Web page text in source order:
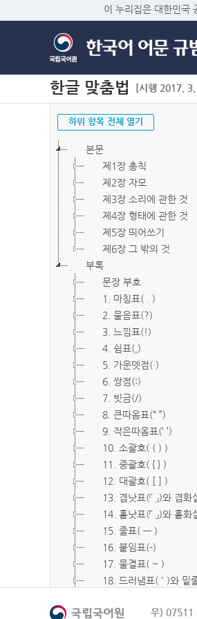
이 누리집은 대한민국
한글 맞춤법 [시행 2017.
하위 항목 전체 열기
본문
제1장 총칙
제2장 자모
제3장 소리에 관한 것
제4장 형태에 관한 것
제5장 띄어쓰기
제6장 그 밖의 것
부록
문장 부호
1. 마침표( . )
2. 물음표(?)
3. 느낌표(!)
4. 쉼표(,)
5. 가운뎃점(·)
6. 쌍점(:)
7. 빗금(/)
8. 큰따옴표(“ ”)
9. 작은따옴표(‘ ’)
10. 소괄호( ( ) )
11. 중괄호( { } )
12. 대괄호( [ ] )
13. 겹낫표(『 』)와 겹
14. 홑낫표(「 」)와 홑화
15. 줄표( ― )
16. 붙임표(-)
17. 물결표( ~ )
18. 드러냄표( ˙ )와 밑
20. 빠짐표( □ )우) 07511